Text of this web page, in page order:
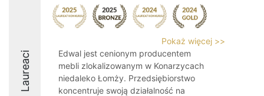
Laureaci
Pokaż więcej >>
Edwal jest cenionym producentem
mebli zlokalizowanym w Konarzycach
niedaleko Łomży. Przedsiębiorstwo
koncentruje swoją działalność na